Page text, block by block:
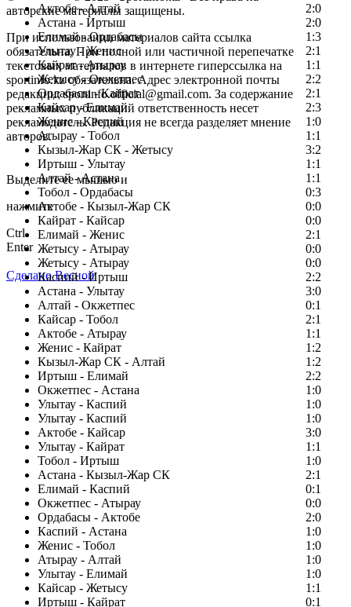
Актобе - Алтай
2:0
Астана - Иртыш
2:0
Елимай - Ордабасы
1:3
Улытау - Женис
2:1
Кайрат - Атырау
1:1
Жетысу - Окжетпес
2:2
Ордабасы - Кайрат
2:1
Кайсар - Елимай
2:3
Женис - Каспий
1:0
Атырау - Тобол
1:1
Кызыл-Жар СК - Жетысу
3:2
Иртыш - Улытау
1:1
Алтай - Астана
1:1
Тобол - Ордабасы
0:3
Актобе - Кызыл-Жар СК
0:0
Кайрат - Кайсар
0:0
Елимай - Женис
2:1
Жетысу - Атырау
0:0
Жетысу - Атырау
0:0
Каспий - Иртыш
2:2
Астана - Улытау
3:0
Алтай - Окжетпес
0:1
Кайсар - Тобол
2:1
Актобе - Атырау
1:1
Женис - Кайрат
1:2
Кызыл-Жар СК - Алтай
1:2
Иртыш - Елимай
2:2
Окжетпес - Астана
1:0
Улытау - Каспий
1:0
Улытау - Каспий
1:0
Актобе - Кайсар
3:0
Улытау - Кайрат
1:1
Тобол - Иртыш
1:0
Астана - Кызыл-Жар СК
2:1
Елимай - Каспий
0:1
Окжетпес - Атырау
0:0
Ордабасы - Актобе
2:0
Каспий - Астана
1:0
Женис - Тобол
1:0
Атырау - Алтай
1:0
Улытау - Елимай
1:0
Кайсар - Жетысу
1:1
Иртыш - Кайрат
0:1
авторские материалы защищены.
При использовании материалов сайта ссылка
обязательна. При полной или частичной перепечатке
текстовых материалов в интернете гиперссылка на
sportinfo.kz обязательна. Адрес электронной почты
редакции: sportinfo.official@gmail.com. За содержание
рекламных публикаций ответственность несет
рекламодатель. Редакция не всегда разделяет мнение
авторов.
Заметили ошибку в тексте?
Выделите ее мышью и
нажмите
Ctrl
Enter
Сделано Весной